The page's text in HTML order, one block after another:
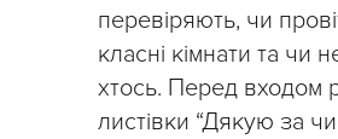
перевіряють, чи
класні кімнати та чи
хтось. Перед входом
листівки “Дякую за